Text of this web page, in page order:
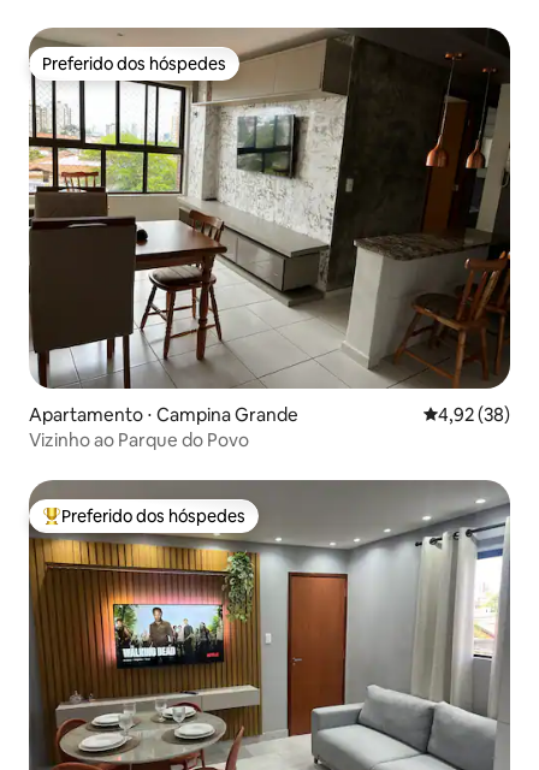
Preferido dos hóspedes
Preferido dos hóspedes
Apartamento ⋅ Campina Grande 4,92 de uma
4,92 (38)
Vizinho ao Parque do Povo
Entre os melhores preferidos dos hóspedes
Preferido dos hóspedes